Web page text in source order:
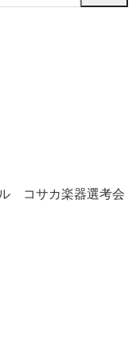
コサカ楽器選考会